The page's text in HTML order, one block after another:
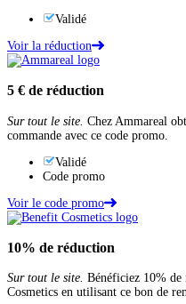
Validé
Voir la réduction
5 € de réduction
Sur tout le site. Chez Ammareal
commande avec ce code promo.
Validé
Code promo
Voir le code promo
10% de réduction
Sur tout le site. Bénéficiez 10%
Cosmetics en utilisant ce bon de